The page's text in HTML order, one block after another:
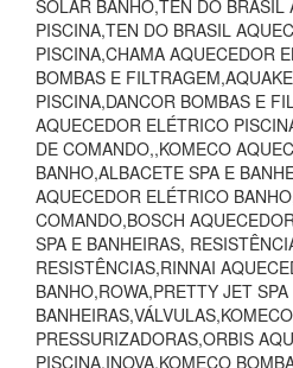
SOLAR BANHO,TEN DO BRASIL
PISCINA,TEN DO BRASIL
PISCINA,CHAMA AQUECEDOR
BOMBAS E
PISCINA,DANCOR BOMBAS E
AQUECEDOR ELÉTRICO
DE COMANDO,,KOMECO
BANHO,ALBACETE SPA E
AQUECEDOR ELÉTRICO
COMANDO,BOSCH
SPA E BANHEIRAS,
RESISTÊNCIAS,RINNAI
BANHO,ROWA,PRETTY JET SPA
PRESSURIZADORAS,ORBIS
PISCINA,INOVA,KOMECO